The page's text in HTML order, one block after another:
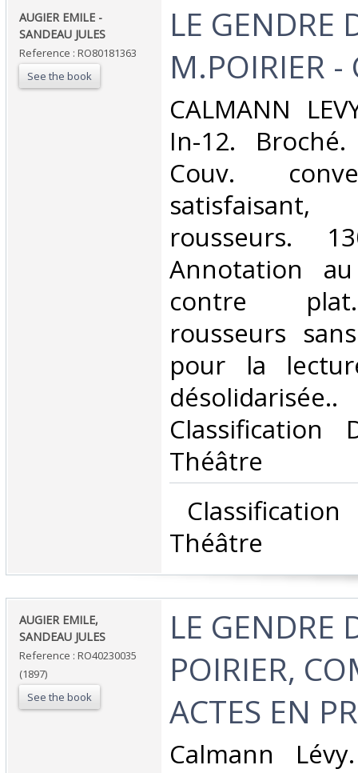
‎AUGIER EMILE -
SANDEAU JULES‎
Reference : RO80181363
See the book
‎LE GENDRE
M.POIRIER -
‎CALMANN
In-12.
Couv.
rousseurs.
Annotation
contre
rousseurs
pour la
Classification
Théâtre‎
Théâtre‎
‎AUGIER EMILE,
SANDEAU JULES‎
Reference : RO40230035
(1897)
See the book
‎LE GENDRE
POIRIER,
ACTES EN
‎Calmann